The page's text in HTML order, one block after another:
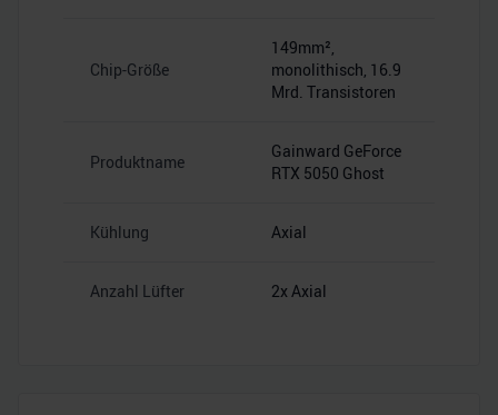
Chip-Größe
149mm²,
monolithisch, 16.9
Mrd. Transistoren
Produktname
Gainward GeForce
RTX 5050 Ghost
Kühlung Axial
Anzahl Lüfter 2x Axial